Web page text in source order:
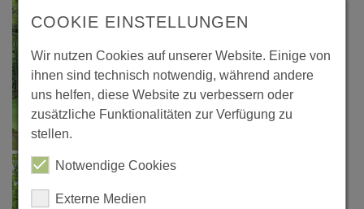
COOKIE EINSTELLUNGEN
Wir nutzen Cookies auf unserer Website. Einige von
ihnen sind technisch notwendig, während andere
uns helfen, diese Website zu verbessern oder
zusätzliche Funktionalitäten zur Verfügung zu
stellen.
Notwendige Cookies
Externe Medien